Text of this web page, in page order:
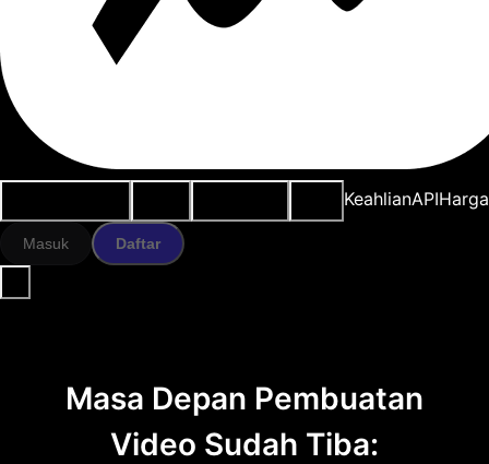
KeahlianAPIHarga
Masuk Daftar
Masa Depan Pembuatan
Video Sudah Tiba: